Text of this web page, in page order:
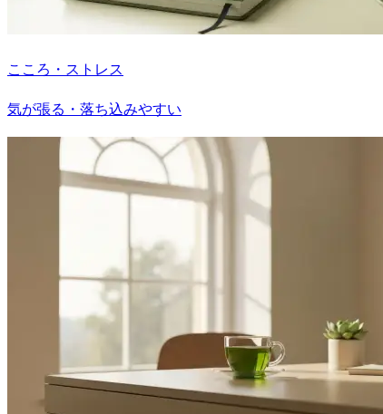
こころ・ストレス
気が張る・落ち込みやすい